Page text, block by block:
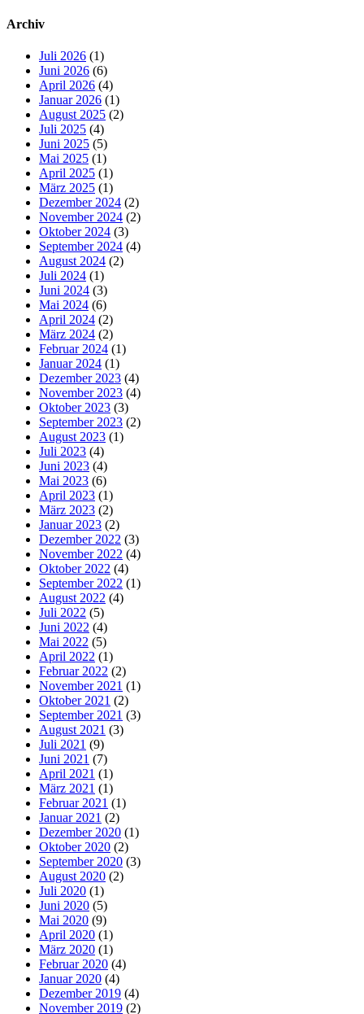
Archiv
Juli 2026 (1)
Juni 2026 (6)
April 2026 (4)
Januar 2026 (1)
August 2025 (2)
Juli 2025 (4)
Juni 2025 (5)
Mai 2025 (1)
April 2025 (1)
März 2025 (1)
Dezember 2024 (2)
November 2024 (2)
Oktober 2024 (3)
September 2024 (4)
August 2024 (2)
Juli 2024 (1)
Juni 2024 (3)
Mai 2024 (6)
April 2024 (2)
März 2024 (2)
Februar 2024 (1)
Januar 2024 (1)
Dezember 2023 (4)
November 2023 (4)
Oktober 2023 (3)
September 2023 (2)
August 2023 (1)
Juli 2023 (4)
Juni 2023 (4)
Mai 2023 (6)
April 2023 (1)
März 2023 (2)
Januar 2023 (2)
Dezember 2022 (3)
November 2022 (4)
Oktober 2022 (4)
September 2022 (1)
August 2022 (4)
Juli 2022 (5)
Juni 2022 (4)
Mai 2022 (5)
April 2022 (1)
Februar 2022 (2)
November 2021 (1)
Oktober 2021 (2)
September 2021 (3)
August 2021 (3)
Juli 2021 (9)
Juni 2021 (7)
April 2021 (1)
März 2021 (1)
Februar 2021 (1)
Januar 2021 (2)
Dezember 2020 (1)
Oktober 2020 (2)
September 2020 (3)
August 2020 (2)
Juli 2020 (1)
Juni 2020 (5)
Mai 2020 (9)
April 2020 (1)
März 2020 (1)
Februar 2020 (4)
Januar 2020 (4)
Dezember 2019 (4)
November 2019 (2)